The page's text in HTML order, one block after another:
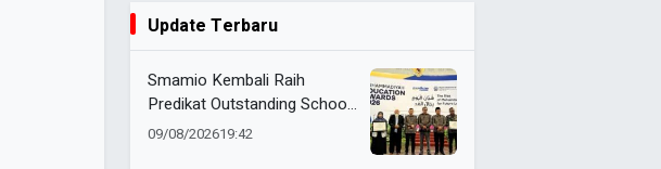
Update Terbaru
Smamio Kembali Raih
Predikat Outstanding School
dalam ME Awards 2026
09/08/202619:42